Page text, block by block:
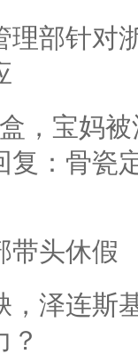
理部针对
，宝妈
复：骨瓷
带头休假
，泽连斯
？